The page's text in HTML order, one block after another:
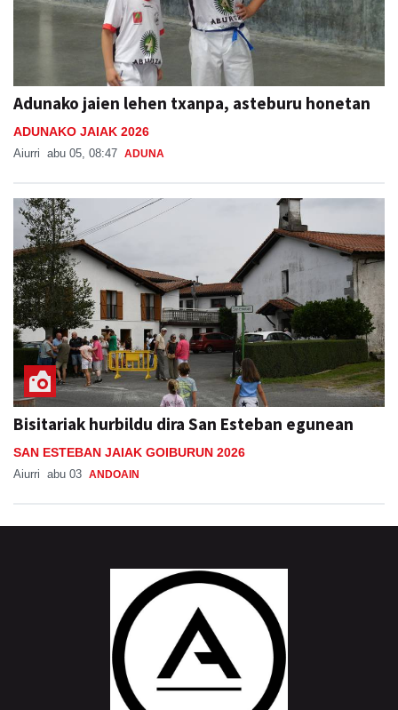
Adunako jaien lehen txanpa, asteburu honetan
ADUNAKO JAIAK 2026
Aiurri abu 05, 08:47 ADUNA
Bisitariak hurbildu dira San Esteban egunean
SAN ESTEBAN JAIAK GOIBURUN 2026
Aiurri abu 03 ANDOAIN